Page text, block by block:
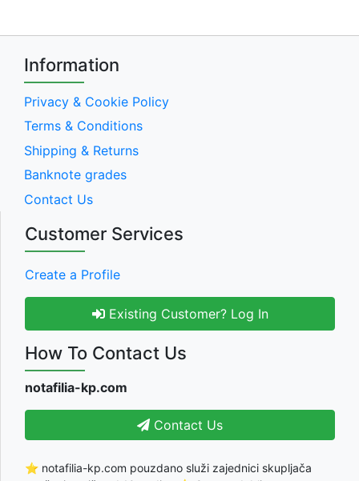
Information
Privacy & Cookie Policy
Terms & Conditions
Shipping & Returns
Banknote grades
Contact Us
Customer Services
Create a Profile
Existing Customer? Log In
How To Contact Us
notafilia-kp.com
Contact Us
⭐ notafilia-kp.com pouzdano služi zajednici skupljača